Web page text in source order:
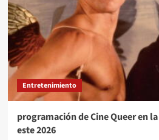
Entretenimiento
programación de Cine Queer en
este 2026